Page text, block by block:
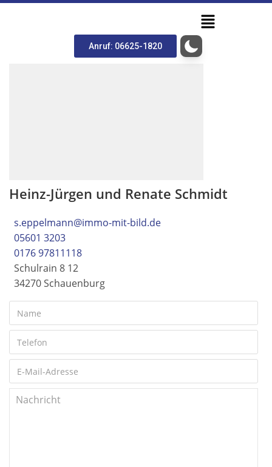
Anruf: 06625-1820
Heinz-Jürgen und Renate Schmidt
s.eppelmann@immo-mit-bild.de
05601 3203
0176 97811118
Schulrain 8 12
34270 Schauenburg